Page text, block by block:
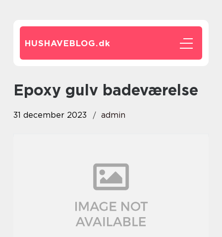
HUSHAVEBLOG.dk
epoxy gulv badeværelse
31 december 2023 admin